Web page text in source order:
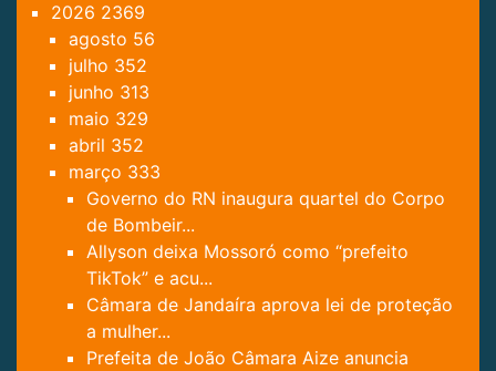
2026 2369
agosto 56
julho 352
junho 313
maio 329
abril 352
março 333
Governo do RN inaugura quartel do Corpo
de Bombeir...
Allyson deixa Mossoró como “prefeito
TikTok” e acu...
Câmara de Jandaíra aprova lei de proteção
a mulher...
Prefeita de João Câmara Aize anuncia